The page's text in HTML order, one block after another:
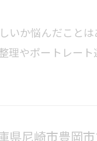
いか悩んだことは
やポートレート
県尼崎市豊岡